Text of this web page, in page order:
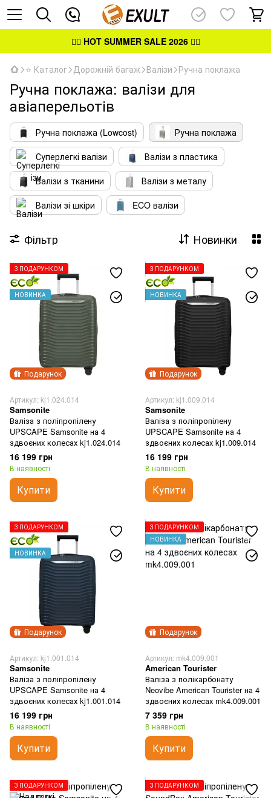
👉🏻 HOT SUMMER SALE 2026👈🏻
⭐ Каталог Дорожній багаж Валізи Ручна поклажа
Ручна поклажа: валізи для
авіаперельотів
Ручна поклажа (Lowcost)
Ручна поклажа
Суперлегкі валізи
Валізи з пластика
Валізи з тканини
Валізи з металу
Валізи зі шкіри
ECO валізи
Фільтр Новинки
Подарунок
З ПОДАРУНКОМ
НОВИНКА
Артикул: kj1.024.014
Samsonite
Валіза з поліпропілену
UPSCAPE Samsonite на 4
здвоєних колесах kj1.024.014
16 199 грн
В наявності
Купити
Подарунок
З ПОДАРУНКОМ
НОВИНКА
Артикул: kj1.009.014
Samsonite
Валіза з поліпропілену
UPSCAPE Samsonite на 4
здвоєних колесах kj1.009.014
16 199 грн
В наявності
Купити
Подарунок
З ПОДАРУНКОМ
НОВИНКА
Артикул: kj1.001.014
Samsonite
Валіза з поліпропілену
UPSCAPE Samsonite на 4
здвоєних колесах kj1.001.014
16 199 грн
В наявності
Купити
Подарунок
З ПОДАРУНКОМ
НОВИНКА
Артикул: mk4.009.001
American Tourister
Валіза з полікарбонату
Neovibe American Tourister на 4
здвоєних колесах mk4.009.001
7 359 грн
В наявності
Купити
З ПОДАРУНКОМ З ПОДАРУНКОМ